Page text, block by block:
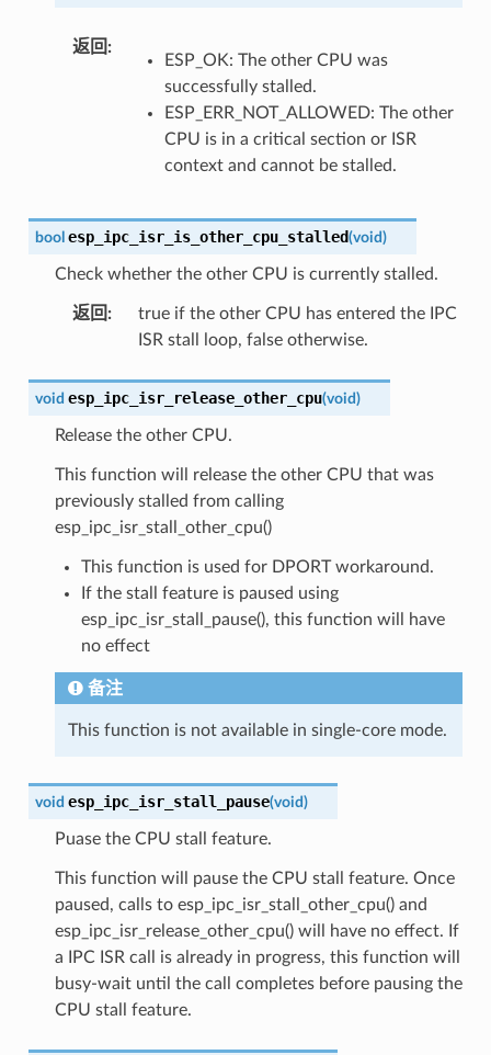
返回 :
ESP_OK: The other CPU was
successfully stalled.
ESP_ERR_NOT_ALLOWED: The other
CPU is in a critical section or ISR
context and cannot be stalled.
bool esp_ipc_isr_is_other_cpu_stalled(void)
Check whether the other CPU is currently stalled.
返回 :
true if the other CPU has entered the IPC
ISR stall loop, false otherwise.
void esp_ipc_isr_release_other_cpu(void)
Release the other CPU.
This function will release the other CPU that was
previously stalled from calling
esp_ipc_isr_stall_other_cpu()
This function is used for DPORT workaround.
If the stall feature is paused using
esp_ipc_isr_stall_pause(), this function will have
no effect
备注
This function is not available in single-core mode.
void esp_ipc_isr_stall_pause(void)
Puase the CPU stall feature.
This function will pause the CPU stall feature. Once
paused, calls to esp_ipc_isr_stall_other_cpu() and
esp_ipc_isr_release_other_cpu() will have no effect. If
a IPC ISR call is already in progress, this function will
busy-wait until the call completes before pausing the
CPU stall feature.